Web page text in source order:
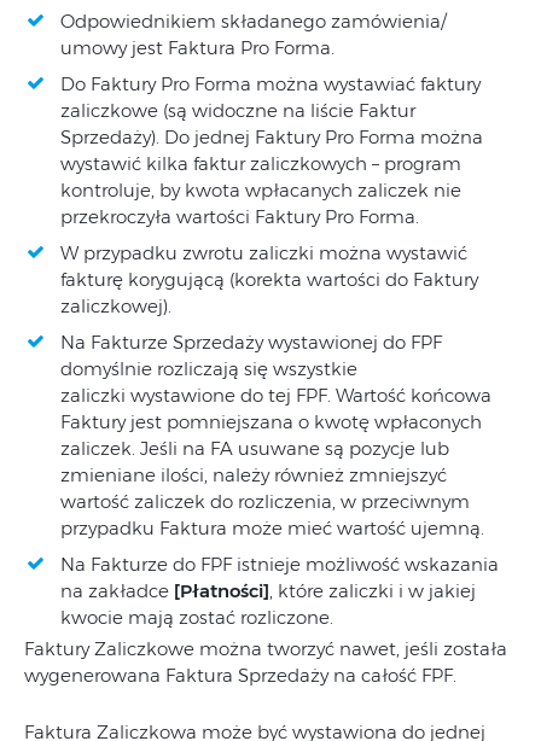
Odpowiednikiem składanego zamówienia/
umowy jest Faktura Pro Forma.
Do Faktury Pro Forma można wystawiać faktury
zaliczkowe (są widoczne na liście Faktur
Sprzedaży). Do jednej Faktury Pro Forma można
wystawić kilka faktur zaliczkowych – program
kontroluje, by kwota wpłacanych zaliczek nie
przekroczyła wartości Faktury Pro Forma.
W przypadku zwrotu zaliczki można wystawić
fakturę korygującą (korekta wartości do Faktury
zaliczkowej).
Na Fakturze Sprzedaży wystawionej do FPF
domyślnie rozliczają się wszystkie
zaliczki wystawione do tej FPF. Wartość końcowa
Faktury jest pomniejszana o kwotę wpłaconych
zaliczek. Jeśli na FA usuwane są pozycje lub
zmieniane ilości, należy również zmniejszyć
wartość zaliczek do rozliczenia, w przeciwnym
przypadku Faktura może mieć wartość ujemną.
Na Fakturze do FPF istnieje możliwość wskazania
na zakładce [Płatności] , które zaliczki i w jakiej
kwocie mają zostać rozliczone.
Faktury Zaliczkowe można tworzyć nawet, jeśli została
wygenerowana Faktura Sprzedaży na całość FPF.
Faktura Zaliczkowa może być wystawiona do jednej